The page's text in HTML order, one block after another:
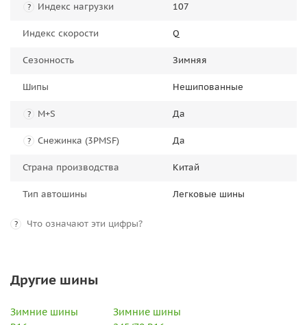
? Индекс нагрузки 107
Индекс скорости Q
Сезонность Зимняя
Шипы Нешипованные
? M+S Да
? Снежинка (3PMSF) Да
Страна производства Китай
Тип автошины Легковые шины
? Что означают эти цифры?
Другие шины
Зимние шины
Зимние шины